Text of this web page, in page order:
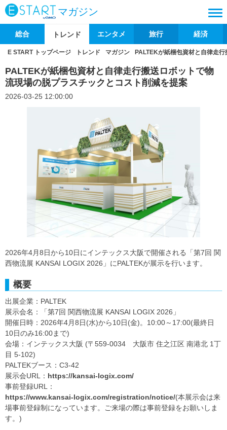
マガジン
総合 トレンド エンタメ 旅行 経済
E START トップページ トレンド マガジン PALTEKが紙梱包資材と自律走
PALTEKが紙梱包資材と自律走行搬送ロボットで物
流現場の脱プラスチックとコスト削減を提案
2026-03-25 12:00:00
2026年4月8日から10日にインテックス大阪で開催される「第7回 関
西物流展 KANSAI LOGIX 2026」にPALTEKが展示を行います。
概要
出展企業：PALTEK
展示会名：「第7回 関西物流展 KANSAI LOGIX 2026」
開催日時：2026年4月8日(水)から10日(金)。10:00～17:00(最終日
10日のみ16:00まで)
会場：インテックス大阪 (〒559-0034 大阪市 住之江区 南港北 1丁
目 5-102)
PALTEKブース：C3-42
展示会URL： https://kansai-logix.com/
事前登録URL：
https://www.kansai-logix.com/registration/notice/(本展示会は来
場事前登録制になっています。ご来場の際は事前登録をお願いしま
す。)